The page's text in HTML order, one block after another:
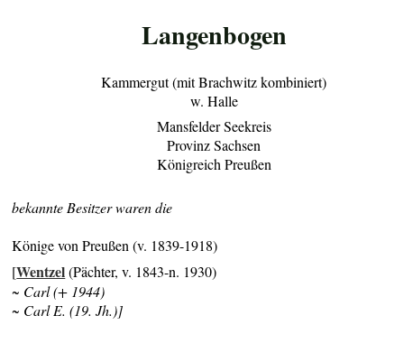
Langenbogen
Kammergut (mit Brachwitz kombiniert)
w. Halle
Mansfelder Seekreis
Provinz Sachsen
Königreich Preußen
bekannte Besitzer waren die
Könige von Preußen (v. 1839-1918)
[Wentzel(Pächter, v. 1843-n. 1930)
~ Carl (+ 1944)
~ Carl E. (19. Jh.)]